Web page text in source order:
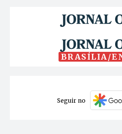
BRASÍLIA/
Seguir no